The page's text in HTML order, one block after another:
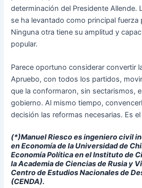
determinación del Presidente Allende.
se ha levantado como principal fuerza
Ninguna otra tiene su amplitud y
popular.
Parece oportuno considerar convertir
Apruebo, con todos los partidos,
que la conformaron, sin sectarismos,
gobierno. Al mismo tiempo,
decisión las reformas necesarias. Es
(*)Manuel Riesco es ingeniero civil
en Economía de la Universidad de
Economía Política en el Instituto de
la Academia de Ciencias de Rusia y
Centro de Estudios Nacionales de
(CENDA).